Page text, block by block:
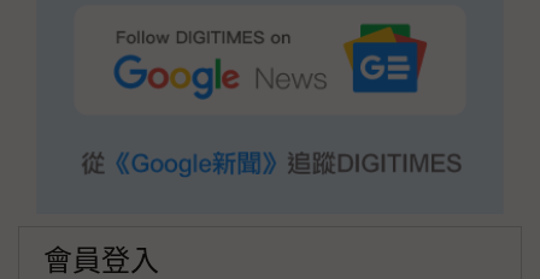
會員登入